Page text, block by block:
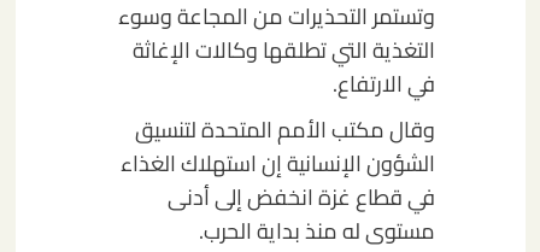
وتستمر التحذيرات من المجاعة وسوء
التغذية التي تطلقها وكالات الإغاثة
في الارتفاع.
وقال مكتب الأمم المتحدة لتنسيق
الشؤون الإنسانية إن استهلاك الغذاء
في قطاع غزة انخفض إلى أدنى
مستوى له منذ بداية الحرب.